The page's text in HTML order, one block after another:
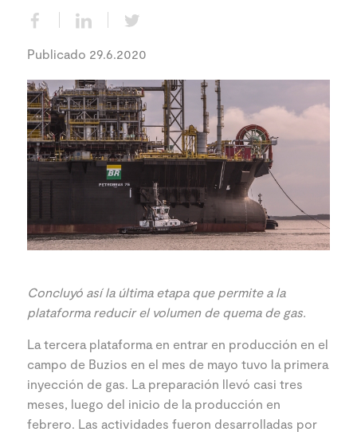
Publicado 29.6.2020
Concluyó así la última etapa que permite a la
plataforma reducir el volumen de quema de gas.
La tercera plataforma en entrar en producción en el
campo de Buzios en el mes de mayo tuvo la primera
inyección de gas. La preparación llevó casi tres
meses, luego del inicio de la producción en
febrero. Las actividades fueron desarrolladas por